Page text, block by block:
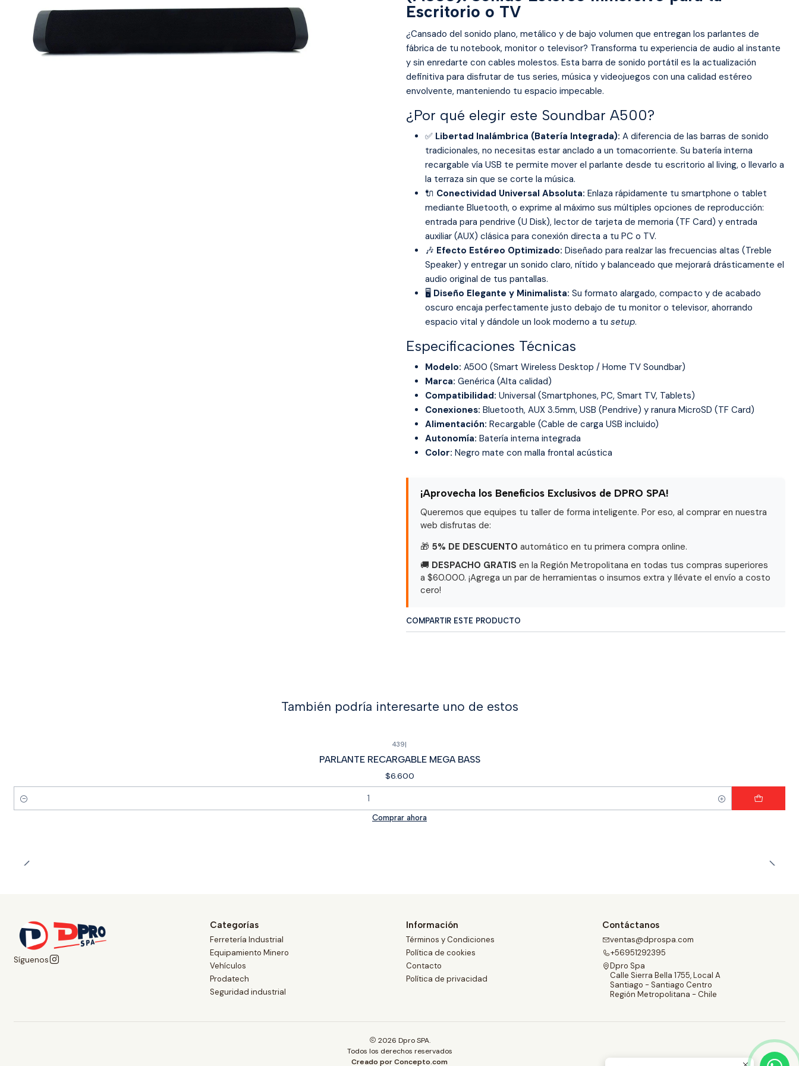
Escritorio o TV
¿Cansado del sonido plano, metálico y de bajo volumen que entregan los parlantes de
fábrica de tu notebook, monitor o televisor? Transforma tu experiencia de audio al instante
y sin enredarte con cables molestos. Esta barra de sonido portátil es la actualización
definitiva para disfrutar de tus series, música y videojuegos con una calidad estéreo
envolvente, manteniendo tu espacio impecable.
¿Por qué elegir este Soundbar A500?
✅ Libertad Inalámbrica (Batería Integrada): A diferencia de las barras de sonido
tradicionales, no necesitas estar anclado a un tomacorriente. Su batería interna
recargable vía USB te permite mover el parlante desde tu escritorio al living, o llevarlo a
la terraza sin que se corte la música.
🔌 Conectividad Universal Absoluta: Enlaza rápidamente tu smartphone o tablet
mediante Bluetooth, o exprime al máximo sus múltiples opciones de reproducción:
entrada para pendrive (U Disk), lector de tarjeta de memoria (TF Card) y entrada
auxiliar (AUX) clásica para conexión directa a tu PC o TV.
🎶 Efecto Estéreo Optimizado: Diseñado para realzar las frecuencias altas (Treble
Speaker) y entregar un sonido claro, nítido y balanceado que mejorará drásticamente el
audio original de tus pantallas.
🖥️ Diseño Elegante y Minimalista: Su formato alargado, compacto y de acabado
oscuro encaja perfectamente justo debajo de tu monitor o televisor, ahorrando
espacio vital y dándole un look moderno a tusetup.
Especificaciones Técnicas
Modelo: A500 (Smart Wireless Desktop / Home TV Soundbar)
Marca: Genérica (Alta calidad)
Compatibilidad: Universal (Smartphones, PC, Smart TV, Tablets)
Conexiones: Bluetooth, AUX 3.5mm, USB (Pendrive) y ranura MicroSD (TF Card)
Alimentación: Recargable (Cable de carga USB incluido)
Autonomía: Batería interna integrada
Color: Negro mate con malla frontal acústica
¡Aprovecha los Beneficios Exclusivos de DPRO SPA!
Queremos que equipes tu taller de forma inteligente. Por eso, al comprar en nuestra
web disfrutas de:
🎁 5% DE DESCUENTO automático en tu primera compra online.
🚚 DESPACHO GRATIS en la Región Metropolitana en todas tus compras superiores
a $60.000. ¡Agrega un par de herramientas o insumos extra y llévate el envío a costo
cero!
COMPARTIR ESTE PRODUCTO
También podría interesarte uno de estos
439|
PARLANTE RECARGABLE MEGA BASS
$6.600
Cantidad
Comprar ahora
Síguenos
Categorías
Ferretería Industrial
Equipamiento Minero
Vehículos
Prodatech
Seguridad industrial
Información
Términos y Condiciones
Política de cookies
Contacto
Política de privacidad
Contáctanos
ventas@dprospa.com
+56951292395
Dpro Spa
Calle Sierra Bella 1755, Local A
Santiago - Santiago Centro
Región Metropolitana - Chile
2026 Dpro SPA.
Todos los derechos reservados
Creado por Concepto.com